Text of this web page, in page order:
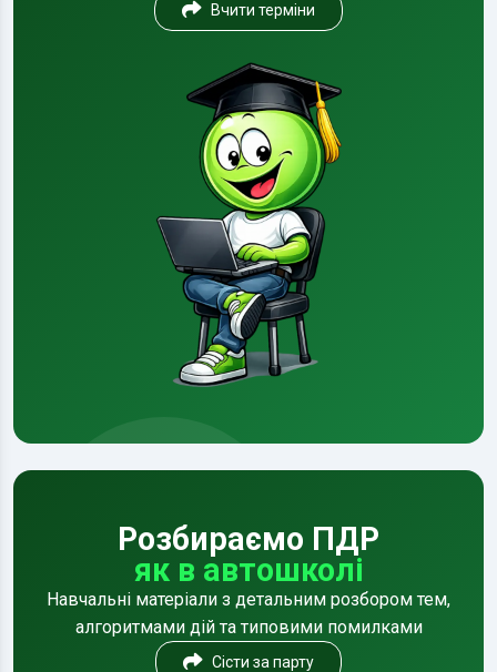
Вчити терміни
Розбираємо ПДР
як в автошколі
Навчальні матеріали з детальним розбором тем,
алгоритмами дій та типовими помилками
Сісти за парту